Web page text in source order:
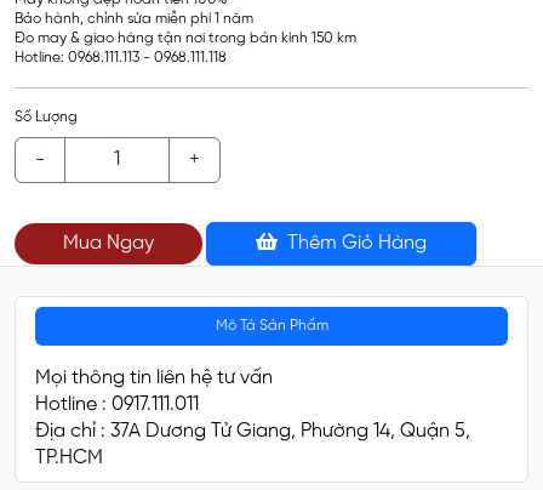
Bảo hành, chỉnh sửa miễn phí 1 năm
Đo may & giao hàng tận nơi trong bán kính 150 km
Hotline: 0968.111.113 - 0968.111.118
Số Lượng
- +
Mua Ngay Thêm Giỏ Hàng
Mô Tả Sản Phẩm
Mọi thông tin liên hệ tư vấn
Hotline : 0917.111.011
Địa chỉ : 37A Dương Tử Giang, Phường 14, Quận 5,
TP.HCM